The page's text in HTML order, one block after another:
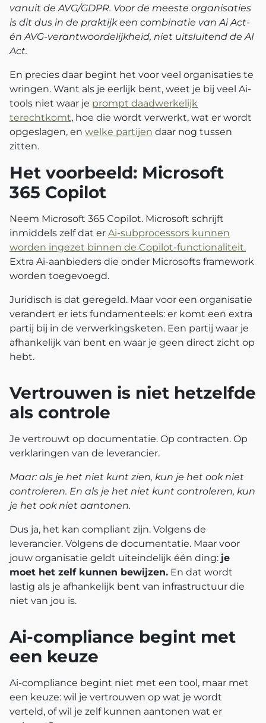
vanuit de AVG/GDPR. Voor de meeste organisaties
is dit dus in de praktijk een combinatie van Ai Act-
én AVG-verantwoordelijkheid, niet uitsluitend de AI
Act.
En precies daar begint het voor veel organisaties te
wringen. Want als je eerlijk bent, weet je bij veel Ai-
tools niet waar je prompt daadwerkelijk
terechtkomt, hoe die wordt verwerkt, wat er wordt
opgeslagen, en welke partijen daar nog tussen
zitten.
Het voorbeeld: Microsoft
365 Copilot
Neem Microsoft 365 Copilot. Microsoft schrijft
inmiddels zelf dat er Ai-subprocessors kunnen
worden ingezet binnen de Copilot-functionaliteit.
Extra Ai-aanbieders die onder Microsofts framework
worden toegevoegd.
Juridisch is dat geregeld. Maar voor een organisatie
verandert er iets fundamenteels: er komt een extra
partij bij in de verwerkingsketen. Een partij waar je
afhankelijk van bent en waar je geen direct zicht op
hebt.
Vertrouwen is niet hetzelfde
als controle
Je vertrouwt op documentatie. Op contracten. Op
verklaringen van de leverancier.
Maar: als je het niet kunt zien, kun je het ook niet
controleren. En als je het niet kunt controleren, kun
je het ook niet aantonen.
Dus ja, het kan compliant zijn. Volgens de
leverancier. Volgens de documentatie. Maar voor
jouw organisatie geldt uiteindelijk één ding: je
moet het zelf kunnen bewijzen. En dat wordt
lastig als je afhankelijk bent van infrastructuur die
niet van jou is.
Ai-compliance begint met
een keuze
Ai-compliance begint niet met een tool, maar met
een keuze: wil je vertrouwen op wat je wordt
verteld, of wil je zelf kunnen aantonen wat er